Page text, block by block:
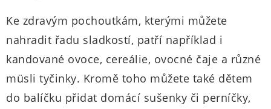
Ke zdravým pochoutkám, kterými můžete
nahradit řadu sladkostí, patří například i
kandované ovoce, cereálie, ovocné čaje a různé
müsli tyčinky. Kromě toho můžete také dětem
do balíčku přidat domácí sušenky či perníčky,